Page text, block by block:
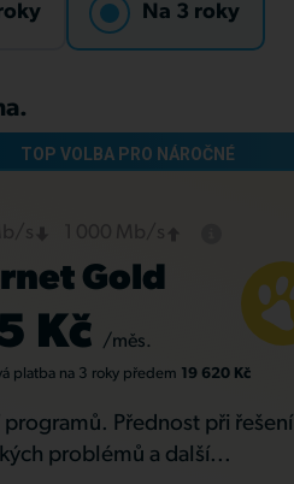
Na 3 roky
Gold
Kč /měs.
platba na 3 rokypředem 19 620 Kč
programů. Přednost při řešení
problémů a další...